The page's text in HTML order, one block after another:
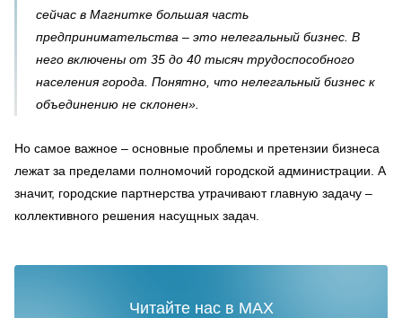
сейчас в Магнитке большая часть
предпринимательства – это нелегальный бизнес. В
него включены от 35 до 40 тысяч трудоспособного
населения города. Понятно, что нелегальный бизнес к
объединению не склонен».
Но самое важное – основные проблемы и претензии бизнеса
лежат за пределами полномочий городской администрации. А
значит, городские партнерства утрачивают главную задачу –
коллективного решения насущных задач.
Читайте нас в MAX